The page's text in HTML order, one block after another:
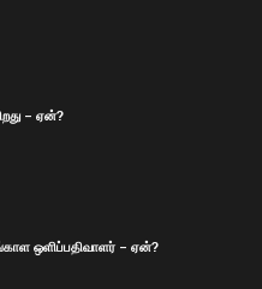
– ஏன்?
ஒளிப்பதிவாளர் – ஏன்?